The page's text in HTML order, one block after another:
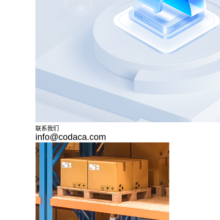
联系我们
info@codaca.com